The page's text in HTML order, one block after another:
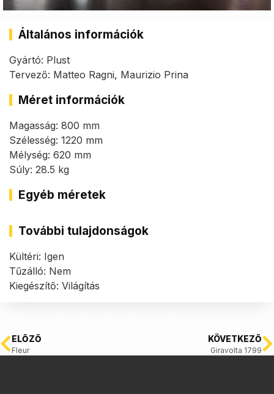
Általános információk
Gyártó: Plust
Tervező: Matteo Ragni, Maurizio Prina
Méret információk
Magasság: 800 mm
Szélesség: 1220 mm
Mélység: 620 mm
Súly: 28.5 kg
Egyéb méretek
További tulajdonságok
Kültéri: Igen
Tűzálló: Nem
Kiegészítő: Világítás
ELŐZŐ
Fleur
KÖVETKEZŐ
Giravolta 1799